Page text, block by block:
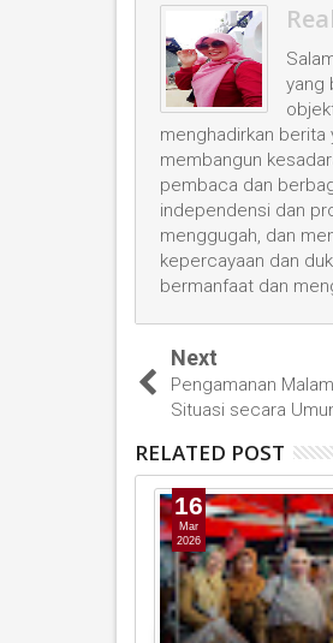
yang
menghadirkan berita
membangun
pembaca dan
independensi dan
menggugah, dan
kepercayaan dan
bermanfaat dan
Next
Pengamanan
Situasi secara
RELATED POST
16
Mar
2026